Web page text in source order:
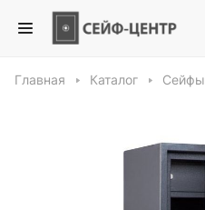
Главная Каталог Сейфы